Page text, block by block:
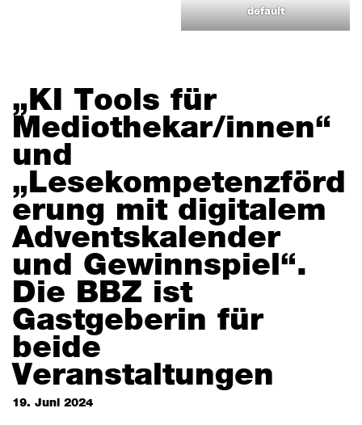
default
„KI Tools für
Mediothekar/innen“
und
„Lesekompetenzförd
erung mit digitalem
Adventskalender
und Gewinnspiel“.
Die BBZ ist
Gastgeberin für
beide
Veranstaltungen
19. Juni 2024